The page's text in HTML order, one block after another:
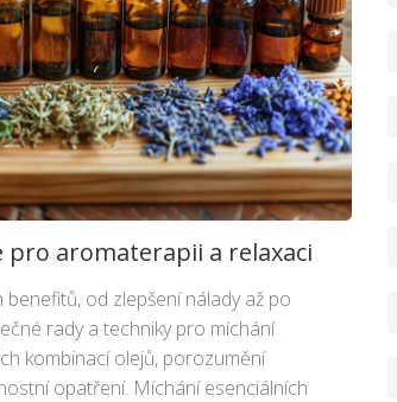
pro aromaterapii a relaxaci
od zlepšení nálady až po
rady a techniky pro míchání
kombinací olejů, porozumění
opatření. Míchání esenciálních